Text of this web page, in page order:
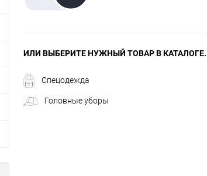
ИЛИ ВЫБЕРИТЕ НУЖНЫЙ ТОВАР В КАТАЛОГЕ.
Спецодежда
Головные уборы